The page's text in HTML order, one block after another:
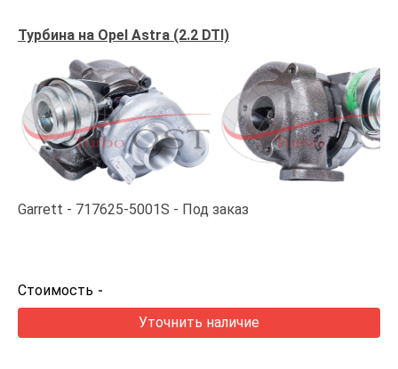
Турбина на Opel Astra (2.2 DTI)
Garrett 717625-5001S Под заказ
Стоимость -
Уточнить наличие